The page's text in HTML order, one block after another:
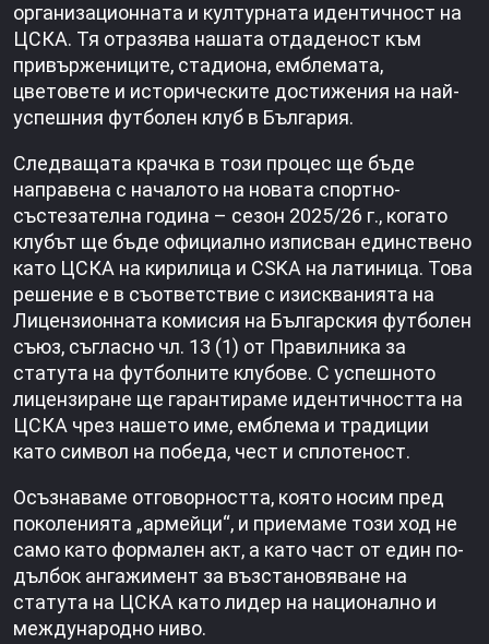
организационната и културната идентичност на
ЦСКА. Тя отразява нашата отдаденост към
привържениците, стадиона, емблемата,
цветовете и историческите достижения на най-
успешния футболен клуб в България.
Следващата крачка в този процес ще бъде
направена с началото на новата спортно-
състезателна година – сезон 2025/26 г., когато
клубът ще бъде официално изписван единствено
като ЦСКА на кирилица и CSKA на латиница. Това
решение е в съответствие с изискванията на
Лицензионната комисия на Българския футболен
съюз, съгласно чл. 13 (1) от Правилника за
статута на футболните клубове. С успешното
лицензиране ще гарантираме идентичността на
ЦСКА чрез нашето име, емблема и традиции
като символ на победа, чест и сплотеност.
Осъзнаваме отговорността, която носим пред
поколенията „армейци“, и приемаме този ход не
само като формален акт, а като част от един по-
дълбок ангажимент за възстановяване на
статута на ЦСКА като лидер на национално и
международно ниво.